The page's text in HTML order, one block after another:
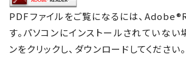
PDFファイルをご覧になるには、
す。パソコンにインストールされていない
ンをクリックし、ダウンロードしてください。